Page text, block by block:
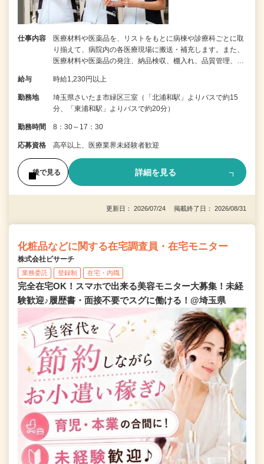
仕事内容
医療材料や医薬品を、リストをもとに病棟や診療科ごとに取
り揃えて、病院内の各医療現場に搬送・補充します。また、
医療材料や医薬品の発注、納品検収、棚入れ、品質管理、…
給与 時給1,230円以上
勤務地
埼玉県さいたま市緑区三室（「北浦和駅」よりバスで約15
分、「東浦和駅」よりバスで約20分）
勤務時間 8：30～17：30
応募資格 高卒以上、医療業界未経験者歓迎
後で見る 詳細を見る
更新日： 2026/07/24 掲載終了日： 2026/08/31
化粧品などに関する在宅調査員・在宅モニター
株式会社ビサーチ
業務委託 登録制 在宅・内職
完全在宅OK！スマホで出来る美容モニター大募集！未経
験歓迎♪履歴書・面接不要でスグに働ける！@埼玉県